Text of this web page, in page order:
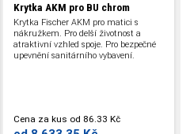
Krytka AKM pro BU chrom
Krytka Fischer AKM pro matici s
nákružkem. Pro delší životnost a
atraktivní vzhled spoje. Pro bezpečné
upevnění sanitárního vybavení.
Cena za kus od 86.33 Kč